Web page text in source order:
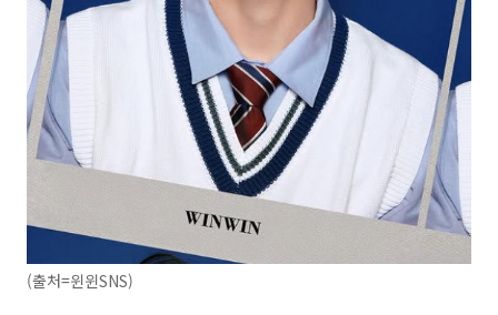
(출처=윈윈SNS)